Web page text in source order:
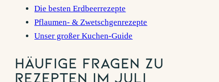
Die besten Erdbeerrezepte
Pflaumen- & Zwetschgenrezepte
Unser großer Kuchen-Guide
Häufige Fragen zu
Rezepten im Juli